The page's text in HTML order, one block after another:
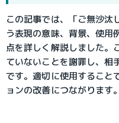
この記事では、「ご無沙汰
う表現の意味、背景、使用
点を詳しく解説しました。
ていないことを謝罪し、相
です。適切に使用すること
ョンの改善につながります。